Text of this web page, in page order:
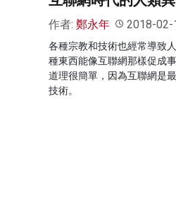
作者: 鄭永年 2018-02-
各種宗教和技術也經常導致
種東西能像互聯網那樣促成
道理很簡單，因為互聯網是
技術。